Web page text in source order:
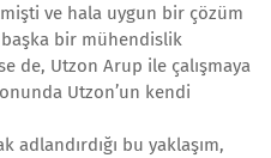
ve hala uygun bir çözüm
başka bir mühendislik
de, Utzon Arup ile çalışmaya
Utzon’un kendi
adlandırdığı bu yaklaşım,